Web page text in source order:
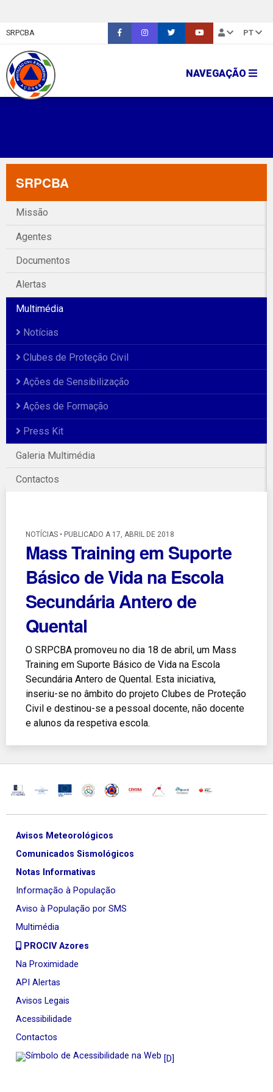
SRPCBA PT
NAVEGAÇÃO
SRPCBA
Missão
Agentes
Documentos
Alertas
Multimédia
Notícias
Clubes de Proteção Civil
Ações de Sensibilização
Ações de Formação
Press Kit
Galeria Multimédia
Contactos
Galeria Fotográfica
NOTÍCIAS • PUBLICADO A 17, ABRIL DE 2018
Mass Training em Suporte
Básico de Vida na Escola
Secundária Antero de
Quental
O SRPCBA promoveu no dia 18 de abril, um Mass
Training em Suporte Básico de Vida na Escola
Secundária Antero de Quental. Esta iniciativa,
inseriu-se no âmbito do projeto Clubes de Proteção
Civil e destinou-se a pessoal docente, não docente
e alunos da respetiva escola.
Avisos Meteorológicos
Comunicados Sismológicos
Notas Informativas
Informação à População
Aviso à População por SMS
Multimédia
PROCIV Azores
Na Proximidade
API Alertas
Avisos Legais
Acessibilidade
Contactos
[D]